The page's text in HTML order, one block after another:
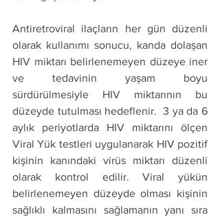
Antiretroviral ilaçların her gün düzenli
olarak kullanımı sonucu, kanda dolaşan
HIV miktarı belirlenemeyen düzeye iner
ve tedavinin yaşam boyu
sürdürülmesiyle HIV miktarının bu
düzeyde tutulması hedeflenir.  3 ya da 6
aylık periyotlarda HIV miktarını ölçen
Viral Yük testleri uygulanarak HIV pozitif
kişinin kanındaki virüs miktarı düzenli
olarak kontrol edilir. Viral yükün
belirlenemeyen düzeyde olması kişinin
sağlıklı kalmasını sağlamanın yanı sıra